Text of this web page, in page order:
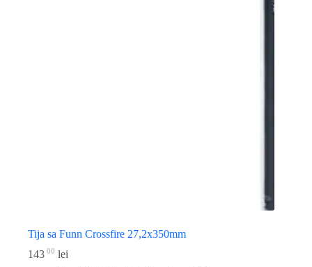
Tija sa Funn Crossfire 27,2x350mm
143 00 lei